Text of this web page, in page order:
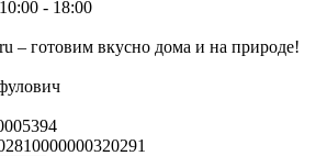
- 18:00
– готовим вкусно дома и на природе!